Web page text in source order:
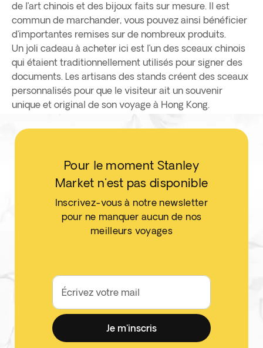
de l’art chinois et des bijoux faits sur mesure. Il est
commun de marchander, vous pouvez ainsi bénéficier
d’importantes remises sur de nombreux produits.
Un joli cadeau à acheter ici est l’un des sceaux chinois
qui étaient traditionnellement utilisés pour signer des
documents. Les artisans des stands créent des sceaux
personnalisés pour que le visiteur ait un souvenir
unique et original de son voyage à Hong Kong.
Pour le moment Stanley
Market n'est pas disponible
Inscrivez-vous à notre newsletter
pour ne manquer aucun de nos
meilleurs voyages
Écrivez votre mail
Je m'inscris